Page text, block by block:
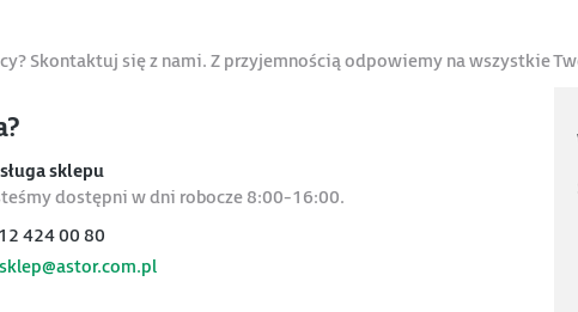
Skontaktuj się z nami. Z przyjemnością odpowiemy na wszystkie
sklepu
dostępni w dni robocze 8:00-16:00.
12 424 00 80
sklep@astor.com.pl